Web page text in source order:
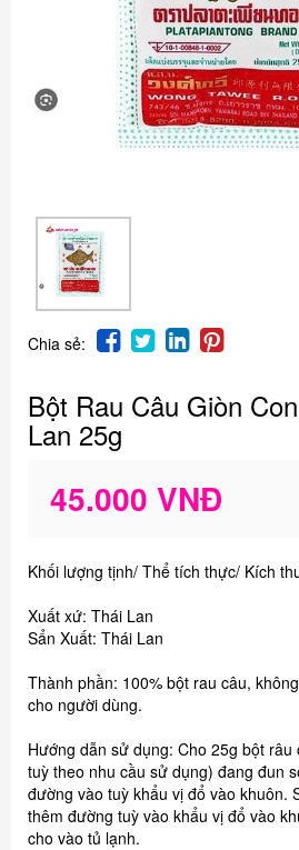
Chia sẻ:
Bột Rau Câu Giòn
Lan 25g
45.000 VNĐ
Khối lượng tịnh/ Thể tích thực/ Kích
Xuất xứ: Thái Lan
Sẩn Xuất: Thái Lan
Thành phần: 100% bột rau câu,
cho người dùng.
Hướng dẫn sử dụng: Cho 25g bột
tuỳ theo nhu cầu sử dụng) đang đun
đường vào tuỳ khẩu vị đổ vào khuôn.
thêm đường tuỳ vào khẩu vị đổ vào
cho vào tủ lạnh.